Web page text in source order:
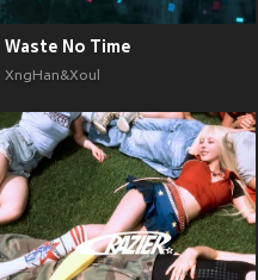
Waste No Time
XngHan&Xoul